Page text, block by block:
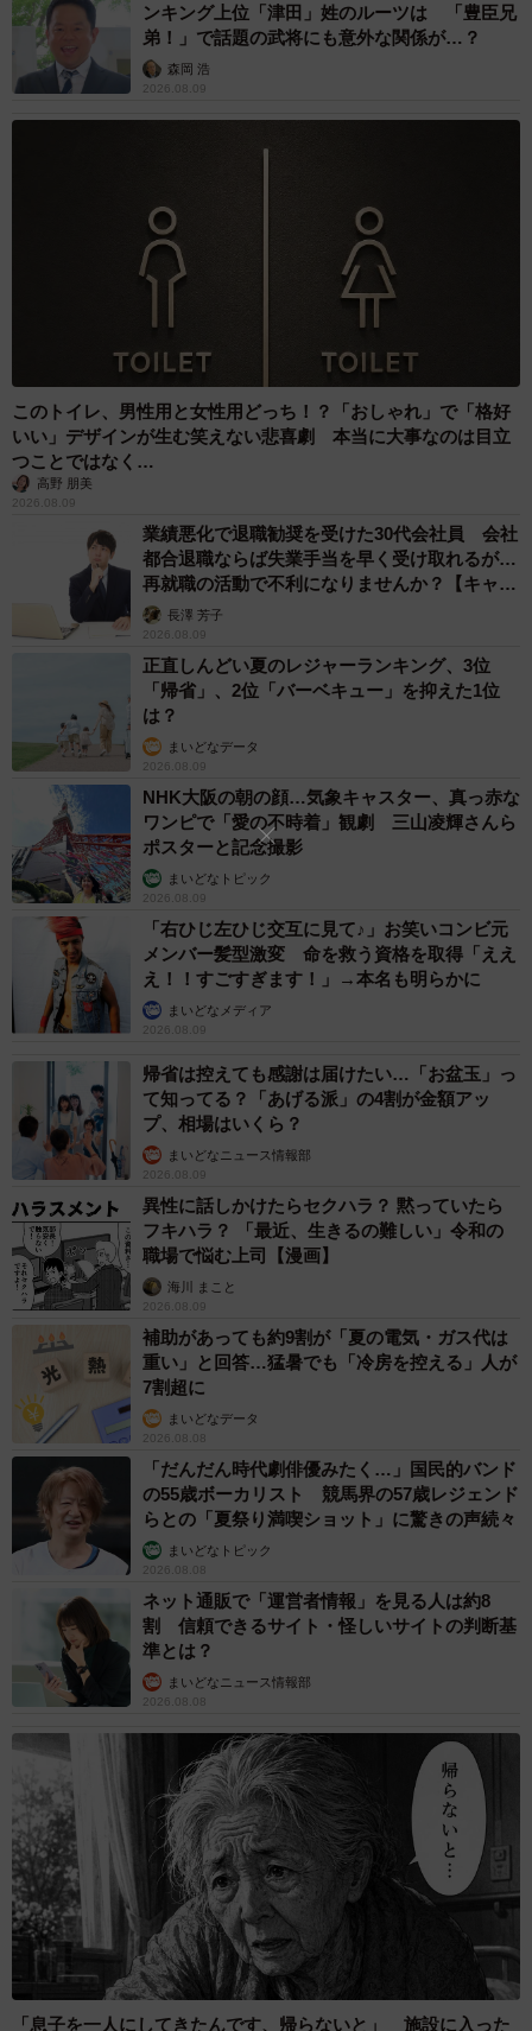
ンキング上位「津田」姓のルーツは 「豊臣兄
弟！」で話題の武将にも意外な関係が…？
森岡 浩
2026.08.09
このトイレ、男性用と女性用どっち！？「おしゃれ」で「格好
いい」デザインが生む笑えない悲喜劇 本当に大事なのは目立
つことではなく…
高野 朋美
2026.08.09
業績悪化で退職勧奨を受けた30代会社員 会社
都合退職ならば失業手当を早く受け取れるが…
再就職の活動で不利になりませんか？【キャリ
アカウンセラーが解説】
長澤 芳子
2026.08.09
正直しんどい夏のレジャーランキング、3位
「帰省」、2位「バーベキュー」を抑えた1位
は？
まいどなデータ
2026.08.09
NHK大阪の朝の顔…気象キャスター、真っ赤な
ワンピで「愛の不時着」観劇 三山凌輝さんら
ポスターと記念撮影
まいどなトピック
2026.08.09
「右ひじ左ひじ交互に見て♪」お笑いコンビ元
メンバー髪型激変 命を救う資格を取得「ええ
え！！すごすぎます！」→本名も明らかに
まいどなメディア
2026.08.09
帰省は控えても感謝は届けたい…「お盆玉」っ
て知ってる？「あげる派」の4割が金額アッ
プ、相場はいくら？
まいどなニュース情報部
2026.08.09
異性に話しかけたらセクハラ？ 黙っていたら
フキハラ？ 「最近、生きるの難しい」令和の
職場で悩む上司【漫画】
海川 まこと
2026.08.09
補助があっても約9割が「夏の電気・ガス代は
重い」と回答…猛暑でも「冷房を控える」人が
7割超に
まいどなデータ
2026.08.08
「だんだん時代劇俳優みたく…」国民的バンド
の55歳ボーカリスト 競馬界の57歳レジェンド
らとの「夏祭り満喫ショット」に驚きの声続々
まいどなトピック
2026.08.08
ネット通販で「運営者情報」を見る人は約8
割 信頼できるサイト・怪しいサイトの判断基
準とは？
まいどなニュース情報部
2026.08.08
「息子を一人にしてきたんです、帰らないと」 施設に入った